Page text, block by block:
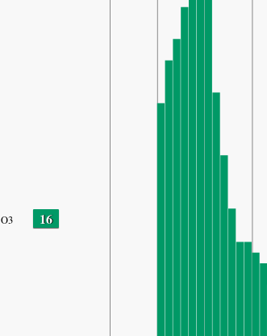
O3 16